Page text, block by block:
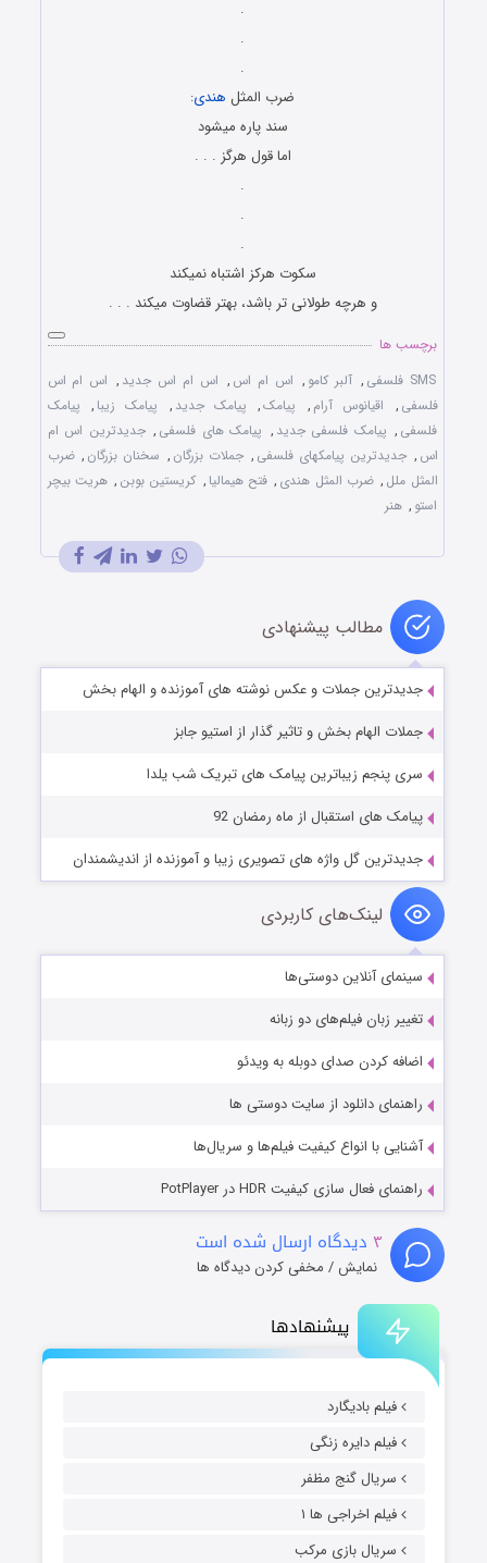
پیشنهادها
فیلم بادیگارد
فیلم دایره زنگی
سریال گنج مظفر
فیلم اخراجی ها ۱
سریال بازی مرکب
.
.
.
ضرب المثل هندی:
سند پاره میشود
اما قول هرگز . . .
.
.
.
سکوت هرکز اشتباه نمیکند
و هرچه طولانی تر باشد، بهتر قضاوت میکند . . .
برچسب ها
SMS فلسفی
, آلبر کامو , اس ام اس , اس ام اس جدید , اس ام اس
فلسفی , اقیانوس آرام , پیامک, پیامک جدید , پیامک زیبا , پیامک
فلسفی , پیامک فلسفی جدید , پیامک های فلسفی , جدیدترین اس ام
اس , جدیدترین پیامکهای فلسفی , جملات بزرگان , سخنان بزرگان , ضرب
المثل ملل , ضرب المثل هندی , فتح هیمالیا , کریستین بوبن , هریت بیچر
استو , هنر
مطالب پیشنهادی
جدیدترین جملات و عکس نوشته های آموزنده و الهام بخش
جملات‌ الهام بخش و تاثیر گذار از استیو جابز
سری پنجم زیباترین پیامک های تبریک شب یلدا
پیامک های استقبال از ماه رمضان 92
جدیدترین گل واژه های تصویری زیبا و آموزنده از اندیشمندان
لینک‌های کاربردی
سینمای آنلاین دوستی‌ها
تغییر زبان فیلم‌های دو زبانه
اضافه کردن صدای دوبله به ویدئو
راهنمای دانلود از سایت دوستی ها
آشنایی با انواع کیفیت فیلم‌ها و سریال‌ها
راهنمای فعال سازی کیفیت HDR در PotPlayer
۳ دیدگاه ارسال شده است
نمایش / مخفی کردن دیدگاه ها